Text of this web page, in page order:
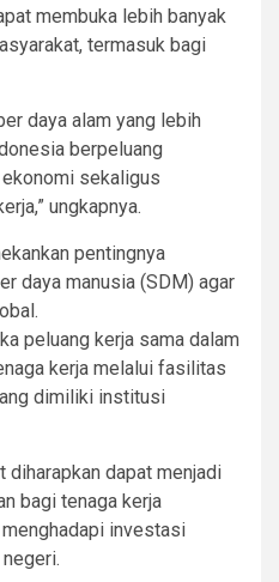
membuka lebih banyak
termasuk bagi
daya alam yang lebih
berpeluang
sekaligus
ungkapnya.
pentingnya
daya manusia (SDM) agar
peluang kerja sama dalam
kerja melalui fasilitas
dimiliki institusi
dapat menjadi
bagi tenaga kerja
investasi